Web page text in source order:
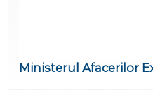
Ministerul Afacerilor